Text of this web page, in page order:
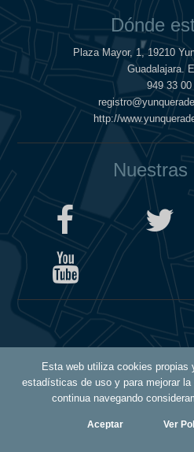
Esta web utiliza cookies propias
estadísticas de uso y para mejorar
continua navegando
Aceptar Ver
Dónde
Plaza Mayor, 1, 19210
Guadalajara.
949 33 00
http://
Nuestras
Política de
Política de
Aviso